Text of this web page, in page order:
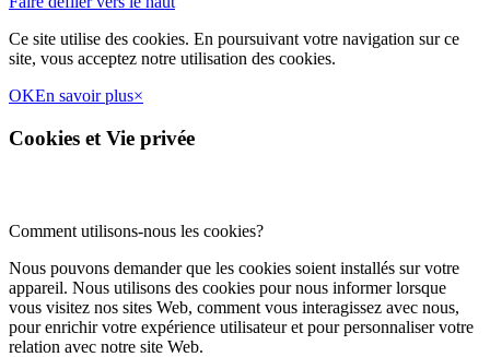
Ce site utilise des cookies. En poursuivant votre navigation sur ce
site, vous acceptez notre utilisation des cookies.
OKEn savoir plus×
Cookies et Vie privée
Comment utilisons-nous les cookies?
Nous pouvons demander que les cookies soient installés sur votre
appareil. Nous utilisons des cookies pour nous informer lorsque
vous visitez nos sites Web, comment vous interagissez avec nous,
pour enrichir votre expérience utilisateur et pour personnaliser votre
relation avec notre site Web.